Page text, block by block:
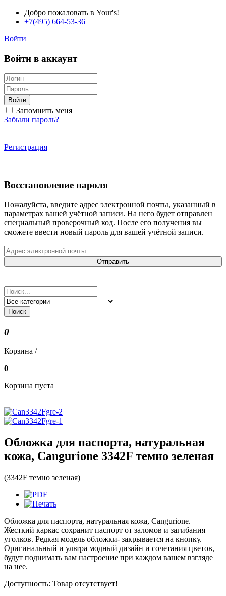
Добро пожаловать в Your's!
+7(495) 664-53-36
Войти
Войти в аккаунт
Войти
Запомнить меня
Забыли пароль?
Регистрация
Восстановление пароля
Пожалуйста, введите адрес электронной почты, указанный в
параметрах вашей учётной записи. На него будет отправлен
специальный проверочный код. После его получения вы
сможете ввести новый пароль для вашей учётной записи.
Отправить
Поиск
0
Корзина /
0
Корзина пуста
Обложка для паспорта, натуральная
кожа, Cangurione 3342F темно зеленая
(3342F темно зеленая)
Обложка для паспорта, натуральная кожа, Cangurione.
Жесткий каркас сохранит паспорт от заломов и загибания
уголков. Редкая модель обложки- закрывается на кнопку.
Оригинальный и ультра модный дизайн и сочетания цветов,
будут поднимать вам настроение при каждом вашем взгляде
на нее.
Доступность: Товар отсутствует!